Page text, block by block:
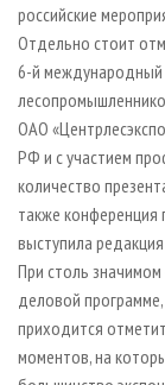
российские
Отдельно стоит
6-й международный
ОАО
РФ и с участием
количество
также конференция
выступила
При столь значимом
деловой
приходится
моментов, на